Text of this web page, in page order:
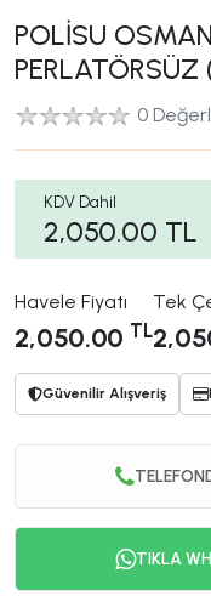
POLİSU
PERLATÖRSÜZ
0
KDV Dahil
2,050.00 TL
Havele Fiyatı
2,050.00 TL
Tek
Güvenilir Alışveriş
TIKLA